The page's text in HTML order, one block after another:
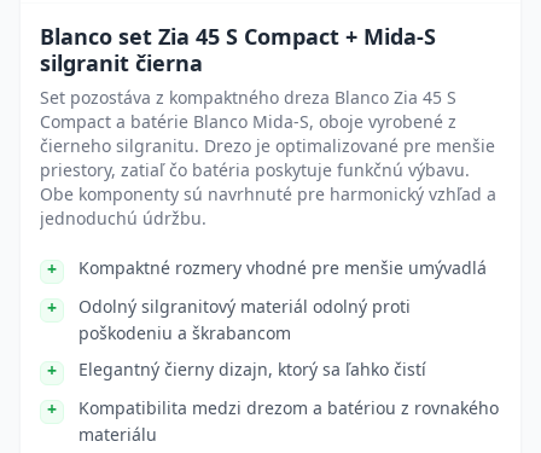
Blanco set Zia 45 S Compact + Mida-S
silgranit čierna
Set pozostáva z kompaktného dreza Blanco Zia 45 S
Compact a batérie Blanco Mida-S, oboje vyrobené z
čierneho silgranitu. Drezo je optimalizované pre menšie
priestory, zatiaľ čo batéria poskytuje funkčnú výbavu.
Obe komponenty sú navrhnuté pre harmonický vzhľad a
jednoduchú údržbu.
Kompaktné rozmery vhodné pre menšie umývadlá
Odolný silgranitový materiál odolný proti
poškodeniu a škrabancom
Elegantný čierny dizajn, ktorý sa ľahko čistí
Kompatibilita medzi drezom a batériou z rovnakého
materiálu